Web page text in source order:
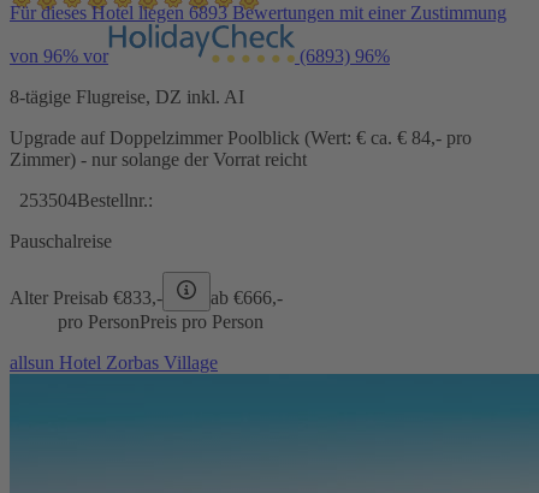
Für dieses Hotel liegen 6893 Bewertungen mit einer Zustimmung
von 96% vor (6893) 96%
8-tägige Flugreise, DZ inkl. AI
Upgrade auf Doppelzimmer Poolblick (Wert: € ca. € 84,- pro
Zimmer) - nur solange der Vorrat reicht
253504Bestellnr.:
Pauschalreise
Alter Preisab €833,- ab €666,-
pro PersonPreis pro Person
allsun Hotel Zorbas Village